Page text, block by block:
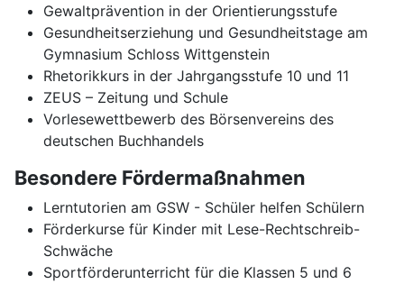
Gewaltprävention in der Orientierungsstufe
Gesundheitserziehung und Gesundheitstage am
Gymnasium Schloss Wittgenstein
Rhetorikkurs in der Jahrgangsstufe 10 und 11
ZEUS – Zeitung und Schule
Vorlesewettbewerb des Börsenvereins des
deutschen Buchhandels
Besondere Fördermaßnahmen
Lerntutorien am GSW - Schüler helfen Schülern
Förderkurse für Kinder mit Lese-Rechtschreib-
Schwäche
Sportförderunterricht für die Klassen 5 und 6